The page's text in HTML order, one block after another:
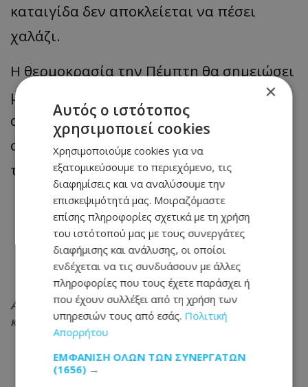
καταιγίδα δεν αποκλείεται να πέσει
χαλάζι.
Η θερμοκρασία την Πέμπτη θα σημειώσει
μικρή άνοδο, ωστόσο μέχρι το Σάββατο
αναμένεται μικρή πτώση, για να
συνεχίσει να κυμαίνεται πιο κάτω από
τις μέσες κλιματολογικές τιμές.
Ακολουθήστε τοTothemaonline.com στο Google News
και μάθετε πρώτοι όλες τιςειδήσεις
×
Αυτός ο ιστότοπος
χρησιμοποιεί cookies
Χρησιμοποιούμε cookies για να
εξατομικεύσουμε το περιεχόμενο, τις
διαφημίσεις και να αναλύσουμε την
επισκεψιμότητά μας. Μοιραζόμαστε
επίσης πληροφορίες σχετικά με τη χρήση
του ιστότοπού μας με τους συνεργάτες
διαφήμισης και ανάλυσης, οι οποίοι
ενδέχεται να τις συνδυάσουν με άλλες
πληροφορίες που τους έχετε παράσχει ή
που έχουν συλλέξει από τη χρήση των
υπηρεσιών τους από εσάς. Πολιτική
Απορρήτου
ΕΜΦΆΝΙΣΗ ΌΛΩΝ ΤΩΝ ΣΥΝΕΡΓΑΤΏΝ
(1656) →